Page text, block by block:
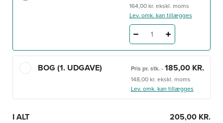
164,00 kr. ekskl. moms
Lev. omk. kan tillægges
1
BOG (1. UDGAVE) Pris pr. stk. - 185,00 KR.
148,00 kr. ekskl. moms
Lev. omk. kan tillægges
I ALT 205,00 KR.